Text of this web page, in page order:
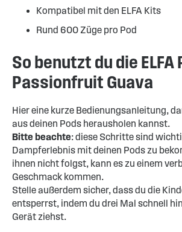
Kompatibel mit den ELFA Kits
Rund 600 Züge pro Pod
So benutzt du die ELFA
Passionfruit Guava
Hier eine kurze Bedienungsanleitung,
aus deinen Pods herausholen kannst.
Bitte beachte: diese Schritte sind
Dampferlebnis mit deinen Pods zu
ihnen nicht folgst, kann es zu einem
Geschmack kommen.
Stelle außerdem sicher, dass du die
entsperrst, indem du drei Mal schnell
Gerät ziehst.